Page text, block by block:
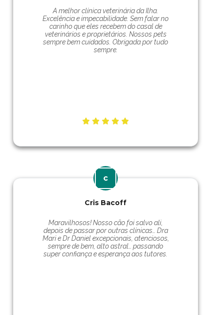
A melhor clínica veterinária da Ilha.
Excelência e impecabilidade. Sem falar no
carinho que eles recebem do casal de
veterinários e proprietários. Nossos pets
sempre bem cuidados. Obrigada por tudo
sempre.
Cris Bacoff
Maravilhosos! Nosso cão foi salvo ali,
depois de passar por outras clínicas… Dra
Mari e Dr Daniel excepcionais, atenciosos,
sempre de bem, alto astral… passando
super confiança e esperança aos tutores.